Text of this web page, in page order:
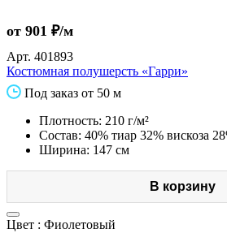
от 901 ₽/м
Арт. 401893
Костюмная полушерсть «Гарри»
Под заказ от 50 м
Плотность: 210 г/м²
Состав: 40% тиар 32% вискоза
Ширина: 147 см
В корзину
Цвет : Фиолетовый